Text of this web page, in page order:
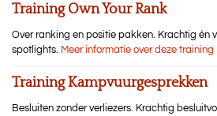
Training Own Your Rank
Over ranking en positie pakken. Krachtig én
spotlights. Meer informatie over deze training
Training Kampvuurgesprekken
Besluiten zonder verliezers. Krachtig